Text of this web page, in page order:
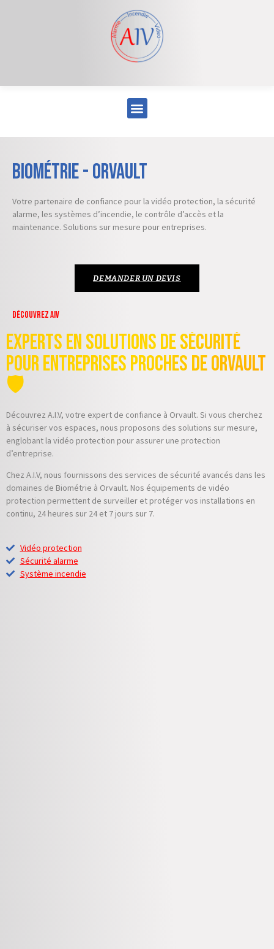
Biométrie - Orvault
Votre partenaire de confiance pour la vidéo protection, la sécurité
alarme, les systèmes d’incendie, le contrôle d’accès et la
maintenance. Solutions sur mesure pour entreprises.
DEMANDER UN DEVIS
Découvrez AIV
Experts en Solutions de Sécurité
pour Entreprises proches de Orvault
🛡️
Découvrez A.I.V, votre expert de confiance à Orvault. Si vous cherchez
à sécuriser vos espaces, nous proposons des solutions sur mesure,
englobant la vidéo protection pour assurer une protection
d’entreprise.
Chez A.I.V, nous fournissons des services de sécurité avancés dans les
domaines de Biométrie à Orvault. Nos équipements de vidéo
protection permettent de surveiller et protéger vos installations en
continu, 24 heures sur 24 et 7 jours sur 7.
Vidéo protection
Sécurité alarme
Système incendie